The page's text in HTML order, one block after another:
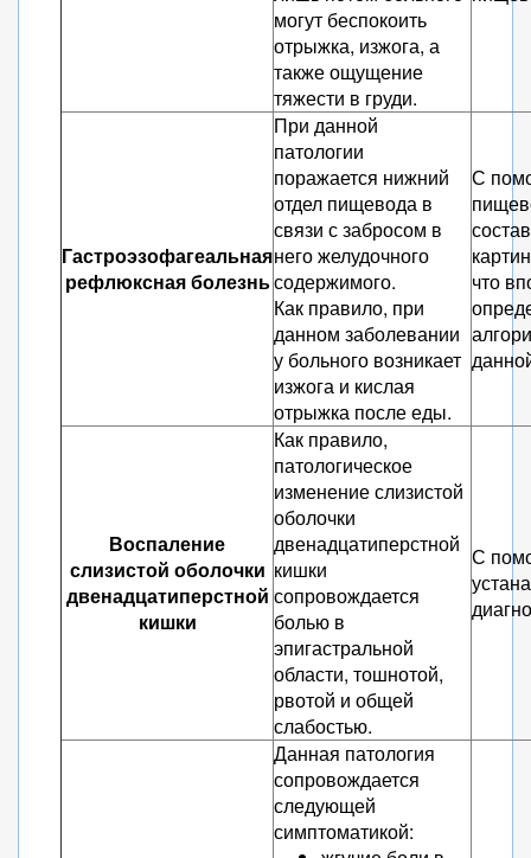
могут беспокоить
отрыжка, изжога, а
также ощущение
тяжести в груди.
Гастроэзофагеальная
рефлюксная болезнь
При данной
патологии
поражается нижний
отдел пищевода в
связи с забросом в
него желудочного
содержимого.
Как правило, при
данном заболевании
у больного возникает
изжога и кислая
отрыжка после еды.
С
что
Воспаление
слизистой оболочки
двенадцатиперстной
кишки
Как правило,
патологическое
изменение слизистой
оболочки
двенадцатиперстной
кишки
сопровождается
болью в
эпигастральной
области, тошнотой,
рвотой и общей
слабостью.
С
Данная патология
сопровождается
следующей
симптоматикой: